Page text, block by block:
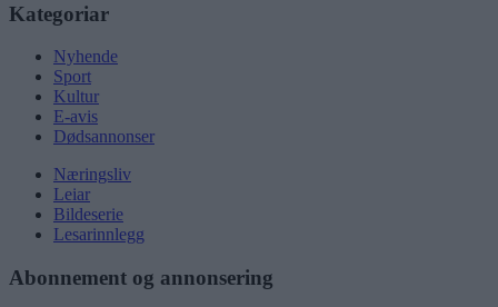
Kategoriar
Nyhende
Sport
Kultur
E-avis
Dødsannonser
Næringsliv
Leiar
Bildeserie
Lesarinnlegg
Abonnement og annonsering